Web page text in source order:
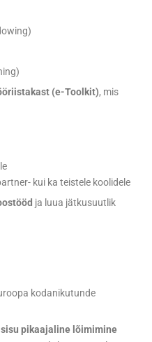
(e-Toolkit), mis
kui ka teistele koolidele
ja luua jätkusuutlik
kodanikutunde
pikaajaline lõimimine